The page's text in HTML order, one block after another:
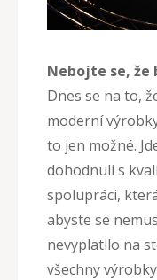
Nebojte se, že
Dnes se na to,
moderní
to jen možné.
dohodnuli s
spolupráci,
abyste se
nevyplatilo na
všechny